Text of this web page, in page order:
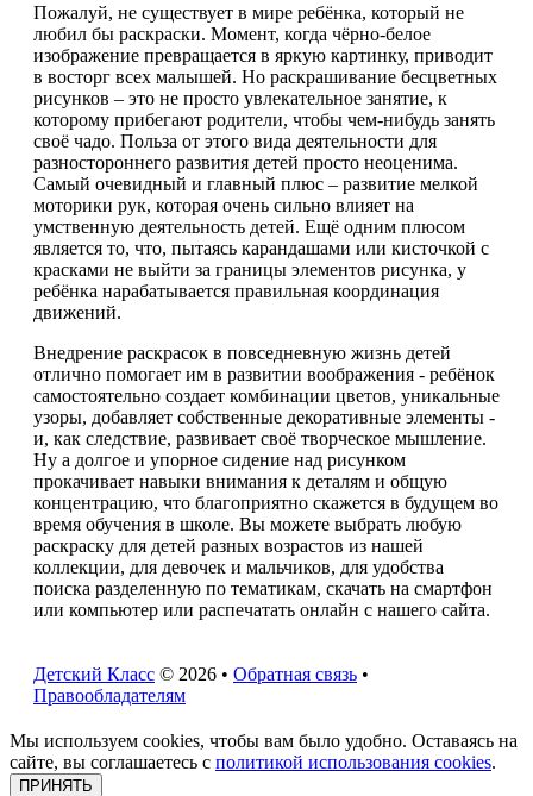
Пожалуй, не существует в мире ребёнка, который не
любил бы раскраски. Момент, когда чёрно-белое
изображение превращается в яркую картинку, приводит
в восторг всех малышей. Но раскрашивание бесцветных
рисунков – это не просто увлекательное занятие, к
которому прибегают родители, чтобы чем-нибудь занять
своё чадо. Польза от этого вида деятельности для
разностороннего развития детей просто неоценима.
Самый очевидный и главный плюс – развитие мелкой
моторики рук, которая очень сильно влияет на
умственную деятельность детей. Ещё одним плюсом
является то, что, пытаясь карандашами или кисточкой с
красками не выйти за границы элементов рисунка, у
ребёнка нарабатывается правильная координация
движений.
Внедрение раскрасок в повседневную жизнь детей
отлично помогает им в развитии воображения - ребёнок
самостоятельно создает комбинации цветов, уникальные
узоры, добавляет собственные декоративные элементы -
и, как следствие, развивает своё творческое мышление.
Ну а долгое и упорное сидение над рисунком
прокачивает навыки внимания к деталям и общую
концентрацию, что благоприятно скажется в будущем во
время обучения в школе. Вы можете выбрать любую
раскраску для детей разных возрастов из нашей
коллекции, для девочек и мальчиков, для удобства
поиска разделенную по тематикам, скачать на смартфон
или компьютер или распечатать онлайн с нашего сайта.
Детский Класс © 2026 • Обратная связь •
Правообладателям
Мы используем cookies, чтобы вам было удобно. Оставаясь на
сайте, вы соглашаетесь с политикой использования cookies.
ПРИНЯТЬ